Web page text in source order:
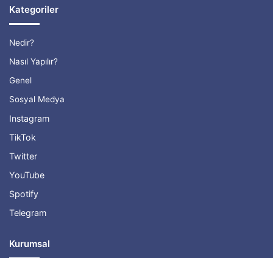
Kategoriler
Nedir?
Nasıl Yapılır?
Genel
Sosyal Medya
Instagram
TikTok
Twitter
YouTube
Spotify
Telegram
Kurumsal